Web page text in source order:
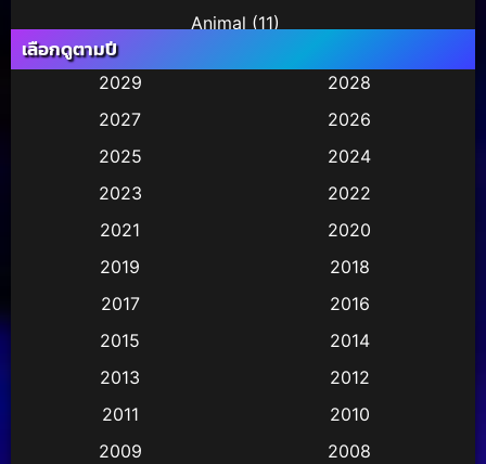
Animal (11)
Animation การ์ตูน(245)
เลือกดูตามปี
2029
2028
2027
2026
2025
2024
2023
2022
2021
2020
2019
2018
2017
2016
2015
2014
2013
2012
2011
2010
2009
2008